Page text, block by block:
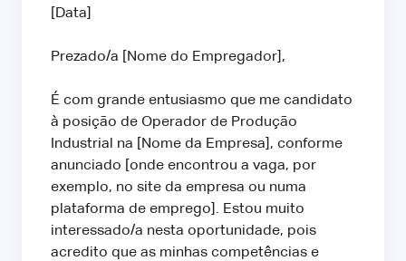
[Data]
Prezado/a [Nome do Empregador],
É com grande entusiasmo que me candidato
à posição de Operador de Produção
Industrial na [Nome da Empresa], conforme
anunciado [onde encontrou a vaga, por
exemplo, no site da empresa ou numa
plataforma de emprego]. Estou muito
interessado/a nesta oportunidade, pois
acredito que as minhas competências e